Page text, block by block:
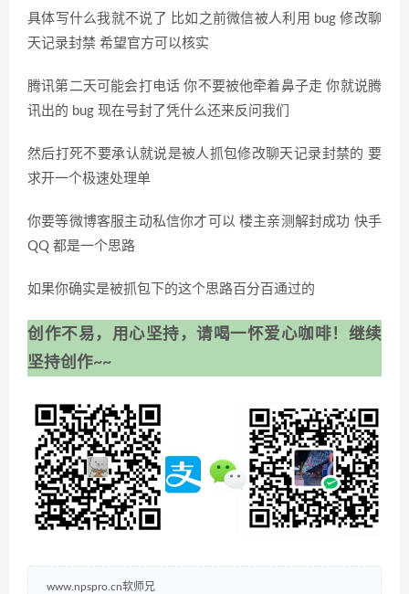
具体写什么我就不说了 比如之前微信被人利用 bug 修改聊
天记录封禁 希望官方可以核实
腾讯第二天可能会打电话 你不要被他牵着鼻子走 你就说腾
讯出的 bug 现在号封了凭什么还来反问我们
然后打死不要承认就说是被人抓包修改聊天记录封禁的 要
求开一个极速处理单
你要等微博客服主动私信你才可以 楼主亲测解封成功 快手
QQ 都是一个思路
如果你确实是被抓包下的这个思路百分百通过的
创作不易，用心坚持，请喝一怀爱心咖啡！继续
坚持创作~~
www.npspro.cn软师兄